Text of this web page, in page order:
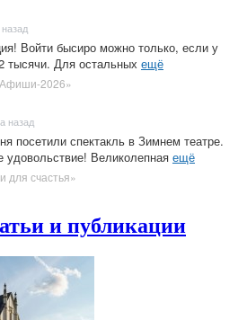
Войти бысиро можно только, если у
тысячи. Для остальных ещё
Афиши-2026»
назад
посетили спектакль в Зимнем театре.
удовольствие! Великолепная ещё
для счастья»
и публикации